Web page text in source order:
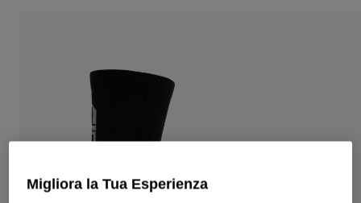
Scarpe
Scarpe da Strada
Migliora la Tua Esperienza